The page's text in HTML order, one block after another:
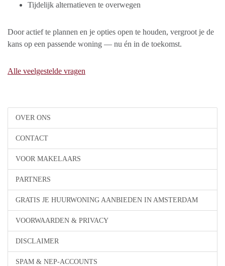
OVER ONS
CONTACT
VOOR MAKELAARS
PARTNERS
GRATIS JE HUURWONING AANBIEDEN IN AMSTERDAM
VOORWAARDEN & PRIVACY
DISCLAIMER
SPAM & NEP-ACCOUNTS
Tijdelijk alternatieven te overwegen
Door actief te plannen en je opties open te houden, vergroot je de
kans op een passende woning — nu én in de toekomst.
Alle veelgestelde vragen